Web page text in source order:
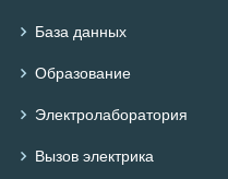
База данных
Образование
Электролаборатория
Вызов электрика